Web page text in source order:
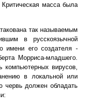
масса была
так называемым
в русскоязычной
имени его создателя -
Морриса-младшего.
компьютерных вирусов,
в локальной или
червь должен обладать